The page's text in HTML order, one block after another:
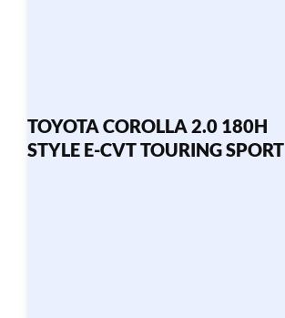
TOYOTA COROLLA 2.0 180H
STYLE E-CVT TOURING SPORT